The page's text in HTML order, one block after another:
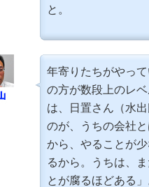
と。
年寄りたちがやっ
の方が数段上のレ
は、日置さん（水
のが、うちの会社
から、やることが
るから。うちは、
とが腐るほどある